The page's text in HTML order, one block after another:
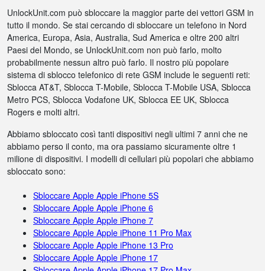
UnlockUnit.com può sbloccare la maggior parte dei vettori GSM in
tutto il mondo. Se stai cercando di sbloccare un telefono in Nord
America, Europa, Asia, Australia, Sud America e oltre 200 altri
Paesi del Mondo, se UnlockUnit.com non può farlo, molto
probabilmente nessun altro può farlo. Il nostro più popolare
sistema di sblocco telefonico di rete GSM include le seguenti reti:
Sblocca AT&T, Sblocca T-Mobile, Sblocca T-Mobile USA, Sblocca
Metro PCS, Sblocca Vodafone UK, Sblocca EE UK, Sblocca
Rogers e molti altri.
Abbiamo sbloccato così tanti dispositivi negli ultimi 7 anni che ne
abbiamo perso il conto, ma ora passiamo sicuramente oltre 1
milione di dispositivi. I modelli di cellulari più popolari che abbiamo
sbloccato sono:
Sbloccare Apple Apple iPhone 5S
Sbloccare Apple Apple iPhone 6
Sbloccare Apple Apple iPhone 7
Sbloccare Apple Apple iPhone 11 Pro Max
Sbloccare Apple Apple iPhone 13 Pro
Sbloccare Apple Apple iPhone 17